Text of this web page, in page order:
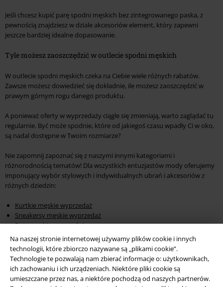
Na naszej stronie internetowej używamy plików cookie i innych
technologii, które zbiorczo nazywane są „plikami cookie”.
Technologie te pozwalają nam zbierać informacje o: użytkownikach,
ich zachowaniu i ich urządzeniach. Niektóre pliki cookie są
umieszczane przez nas, a niektóre pochodzą od naszych partnerów.
Jeśli chcesz kupić parę spodni męskich bez zintegrowanego paska, z
pewnością znajdziesz w dziale akcesoriów element, który zapewni
jeszcze bardziej idealne dopasowanie.
Tyle możesz zaoszczędzić w outlecie spodni męskich
W outlecie spodni męskich czeka na Ciebie wiele różnych rabatów.
Zawsze możesz dowiedzieć się dokładnie, ile możesz zaoszczędzić w
prawym górnym rogu danego produktu.
A ponieważ oferty w wyprzedaży ciągle się zmieniają, warto zaglądać tu
regularnie. Być może spodnie, które od jakiegoś czasu wpadły Ci w oko,
są nadal dostępne w Twoim rozmiarze?
Nie zapomnij zapoznać się z naszymi innymi kategoriami i
różnorodnością tematów! Dla wszystkich entuzjastów mody oferujemy
imponujący wybór stylowych i indywidualnych ubrań i akcesoriów z
różnych dziedzin:
Kurtkie męskie wyprzedaż
Sneakersy męskie wyprzedaż
Buty męskie wyprzedaż
Koszulki męskie wyprzedaż
Bluzy męskie wyprzedaż
Kurtki męskie zimowe wyprzedaż
Kurtki męskie przejściowe wyprzedaż
Koszulki polo męskie wyprzedaż
Outlet Shop